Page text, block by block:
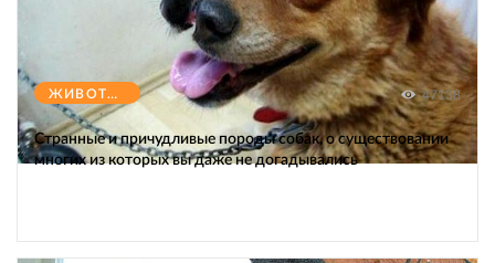
ЖИВОТНЫЕ 47138
Странные и причудливые породы собак, о существовании
многих из которых вы даже не догадывались